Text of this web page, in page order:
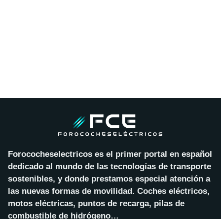
Forococheselectricos es el primer portal en español
dedicado al mundo de las tecnologías de transporte
sostenibles, y donde prestamos especial atención a
las nuevas formas de movilidad. Coches eléctricos,
motos eléctricas, puntos de recarga, pilas de
combustible de hidrógeno…